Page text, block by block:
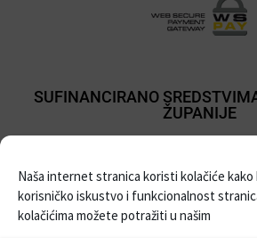
Naša internet stranica koristi kolačiće kako
korisničko iskustvo i funkcionalnost
kolačićima možete potražiti u našim
SUFINANCIRANO
ŽUPANIJE